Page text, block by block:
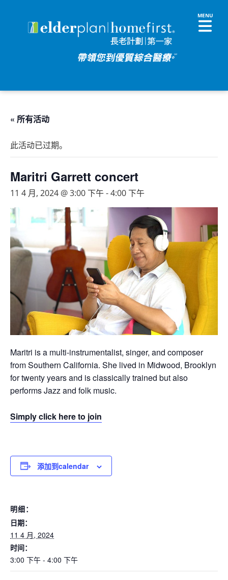
« 所有活动
此活动已过期。
Maritri Garrett concert
11 4 月, 2024 @ 3:00 下午-4:00 下午
Maritri is a multi-instrumentalist, singer, and composer
from Southern California. She lived in Midwood, Brooklyn
for twenty years and is classically trained but also
performs Jazz and folk music.
Simply click here to join
添加到calendar
明细：
日期：
11 4 月, 2024
时间：
3:00 下午 - 4:00 下午